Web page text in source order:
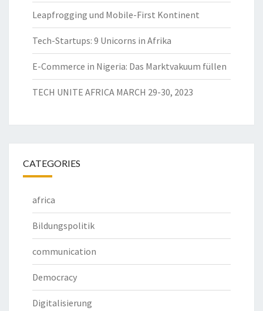
Leapfrogging und Mobile-First Kontinent
Tech-Startups: 9 Unicorns in Afrika
E-Commerce in Nigeria: Das Marktvakuum füllen
TECH UNITE AFRICA MARCH 29-30, 2023
CATEGORIES
africa
Bildungspolitik
communication
Democracy
Digitalisierung